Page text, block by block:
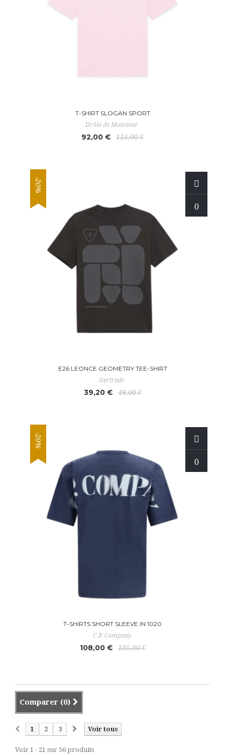
T-SHIRT SLOGAN SPORT
Drôle de Monsieur
92,00 € 115,00 €
-20%
E26 LEONCE GEOMETRY TEE-SHIRT
Gertrude
39,20 € 49,00 €
-20%
T-SHIRTS SHORT SLEEVE IN 1020
C.P. Company
108,00 € 135,00 €
Comparer (0)
Voir tous
1 2 3
Voir 1 - 21 sur 56 produits